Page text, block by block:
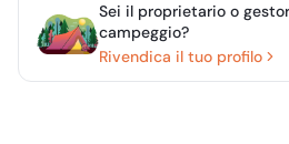
Sei il proprietario o
campeggio?
Rivendica il tuo profilo